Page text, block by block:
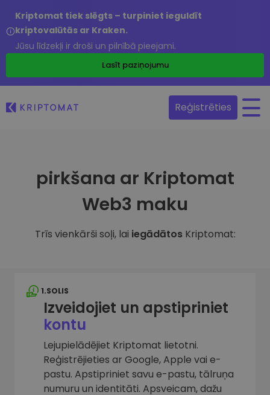
Kriptomat tiek slēgts – turpiniet ieguldīt
kriptovalūtās ar Kraken.
Jūsu līdzekļi ir droši un pilnībā pieejami.
Lasīt paziņojumu
Reģistrēties
pirkšana ar Kriptomat
Web3 maku
Trīs vienkārši soļi, lai iegādātos Kriptomat:
1.SOLIS
Izveidojiet un apstipriniet
kontu
Lejupielādējiet Kriptomat lietotni.
Reģistrējieties ar Google, Apple vai e-
pastu. Apstipriniet savu e-pastu, tālruņa
numuru un identitāti. Apsveicam, dažu